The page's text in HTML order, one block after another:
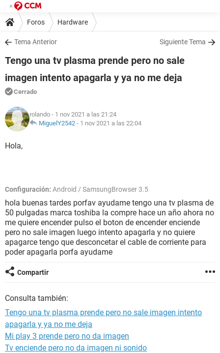
Foros Hardware
Tema Anterior Siguiente Tema
Tengo una tv plasma prende pero no sale
imagen intento apagarla y ya no me deja
Cerrado
rolando - 1 nov 2021 a las 21:24
MiguelY2542 - 1 nov 2021 a las 22:04
Hola,
Configuración: Android / SamsungBrowser 3.5
hola buenas tardes porfav ayudame tengo una tv plasma de
50 pulgadas marca toshiba la compre hace un año ahora no
me quiere encender pulso el boton de encender enciende
pero no sale imagen luego intento apagarla y no quiere
apagarce tengo que desconcetar el cable de corriente para
poder apagarla porfa ayudame
Compartir
Consulta también:
Tengo una tv plasma prende pero no sale imagen intento
apagarla y ya no me deja
Mi play 3 prende pero no da imagen
Tv enciende pero no da imagen ni sonido